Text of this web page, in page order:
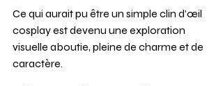
Ce qui aurait pu être un simple clin d’œil
cosplay est devenu une exploration
visuelle aboutie, pleine de charme et de
caractère.